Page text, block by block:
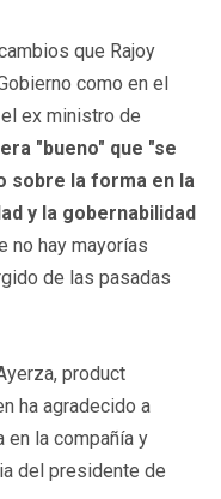
que Rajoy
como en el
ex ministro de
"bueno" que "se
sobre la forma en la
y la gobernabilidad
no hay mayorías
de las pasadas
product
ha agradecido a
en la compañía y
del presidente de